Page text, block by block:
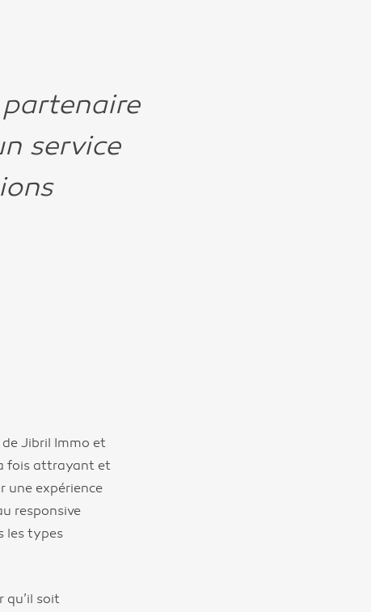
service
Jibril Immo et
fois attrayant et
une expérience
responsive
les types
qu’il soit